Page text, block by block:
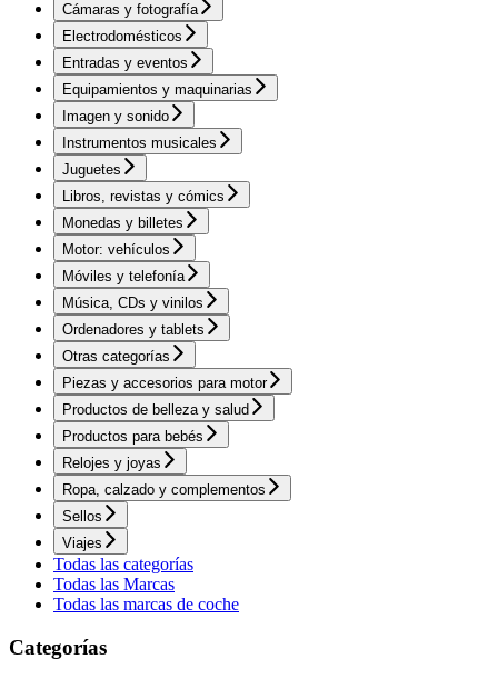
Cámaras y fotografía
Electrodomésticos
Entradas y eventos
Equipamientos y maquinarias
Imagen y sonido
Instrumentos musicales
Juguetes
Libros, revistas y cómics
Monedas y billetes
Motor: vehículos
Móviles y telefonía
Música, CDs y vinilos
Ordenadores y tablets
Otras categorías
Piezas y accesorios para motor
Productos de belleza y salud
Productos para bebés
Relojes y joyas
Ropa, calzado y complementos
Sellos
Viajes
Todas las categorías
Todas las Marcas
Todas las marcas de coche
Categorías